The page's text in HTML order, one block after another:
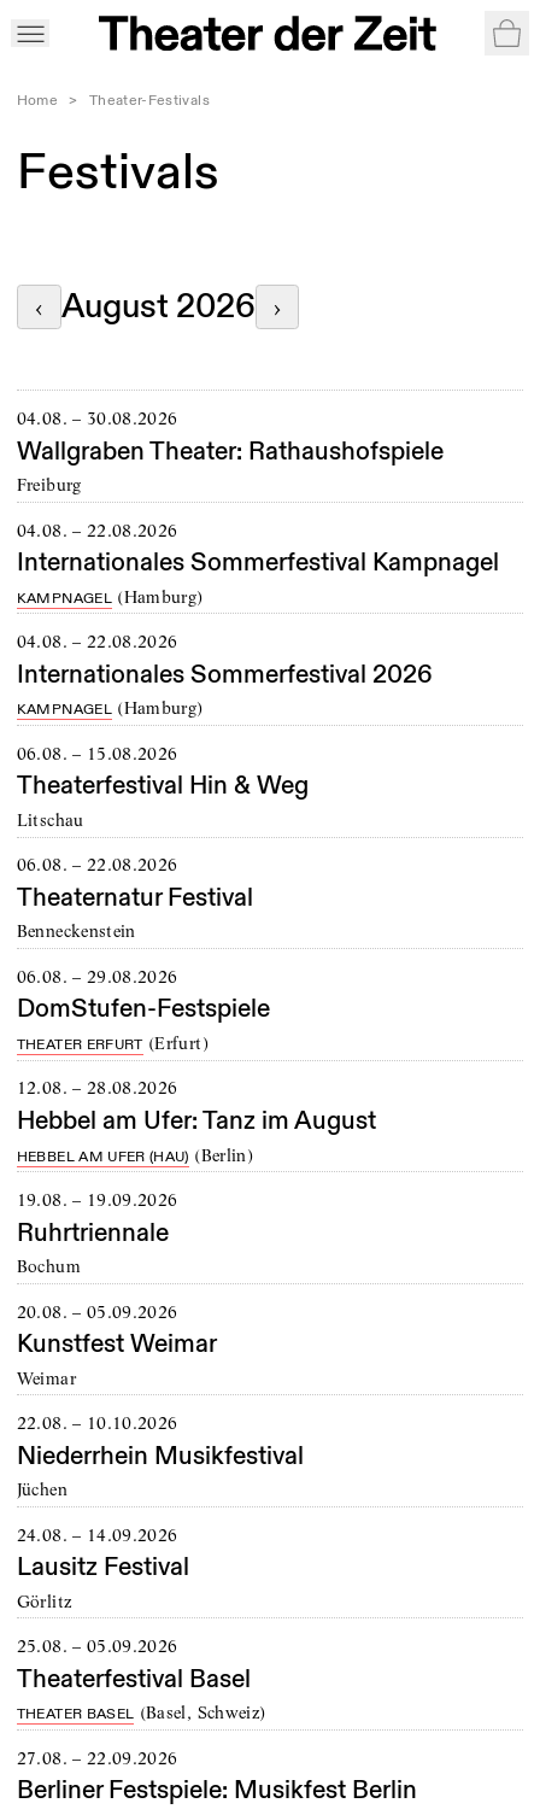
Home > Theater-Festivals
Festivals
‹ August 2026 ›
04.08. – 30.08.2026
Wallgraben Theater: Rathaushofspiele
Freiburg
04.08. – 22.08.2026
Internationales Sommerfestival Kampnagel
KAMPNAGEL (Hamburg)
04.08. – 22.08.2026
Internationales Sommerfestival 2026
KAMPNAGEL (Hamburg)
06.08. – 15.08.2026
Theaterfestival Hin & Weg
Litschau
06.08. – 22.08.2026
Theaternatur Festival
Benneckenstein
06.08. – 29.08.2026
DomStufen-Festspiele
THEATER ERFURT (Erfurt)
12.08. – 28.08.2026
Hebbel am Ufer: Tanz im August
HEBBEL AM UFER (HAU) (Berlin)
19.08. – 19.09.2026
Ruhrtriennale
Bochum
20.08. – 05.09.2026
Kunstfest Weimar
Weimar
22.08. – 10.10.2026
Niederrhein Musikfestival
Jüchen
24.08. – 14.09.2026
Lausitz Festival
Görlitz
25.08. – 05.09.2026
Theaterfestival Basel
THEATER BASEL (Basel, Schweiz)
27.08. – 22.09.2026
Berliner Festspiele: Musikfest Berlin